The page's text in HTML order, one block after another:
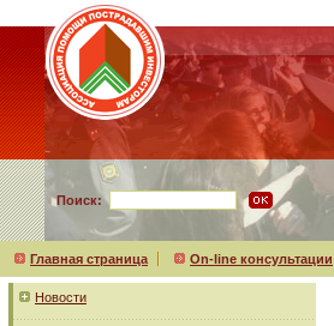
Поиск:
Главная страница On-line консультации
Новости